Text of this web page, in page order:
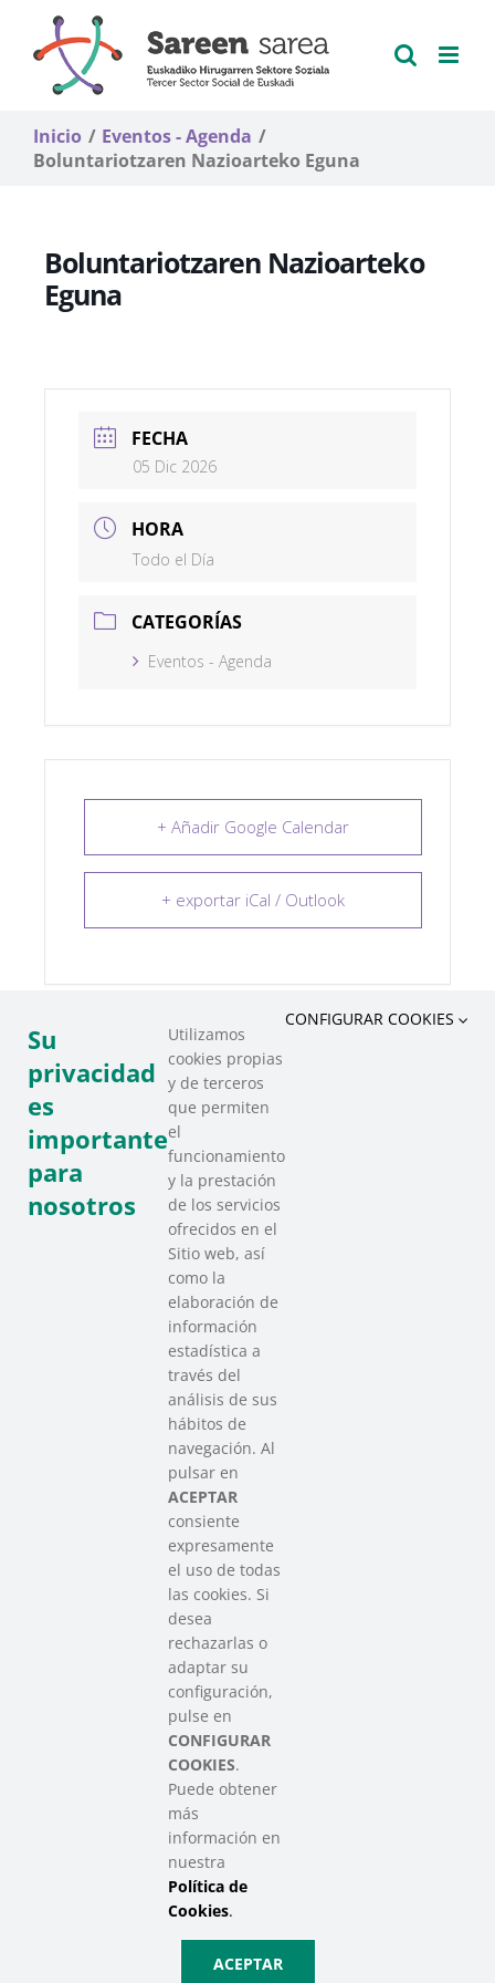
contenido
Inicio
Eventos - Agenda
Boluntariotzaren Nazioarteko Eguna
Boluntariotzaren Nazioarteko
Eguna
FECHA
05 Dic 2026
HORA
Todo el Día
CATEGORÍAS
Eventos - Agenda
+ Añadir Google Calendar
+ exportar iCal / Outlook
COMPARTIR ESTE EVENTO
SAREEN SAREA
Asociación que agrupa a las redes
del Tercer Sector Social en Euskadi
Contacto
info@sareensarea.eu
Iparraguirre, 9 lonja – 48009 Bilbao
946 569 230
Colabora
SAREEN SAREA Euskadiko Hirugarren Sektore Soziala – Tercer
Sector Social de Euskadi
Política de Privacidad|Política de Cookies
de Privacidad de Redes Sociales
Su
privacidad
es
importante
para
nosotros
Utilizamos
cookies propias
y de terceros
que permiten
el
funcionamiento
y la prestación
de los servicios
ofrecidos en el
Sitio web, así
como la
elaboración de
información
estadística a
través del
análisis de sus
hábitos de
navegación. Al
pulsar en
ACEPTAR
consiente
expresamente
el uso de todas
las cookies. Si
desea
rechazarlas o
adaptar su
configuración,
pulse en
CONFIGURAR
COOKIES.
Puede obtener
más
información en
nuestra
Política de
Cookies.
CONFIGURAR COOKIES
ACEPTAR